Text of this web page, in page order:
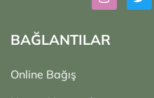
BAĞLANTILAR
Online Bağış